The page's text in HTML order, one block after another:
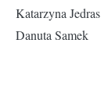
Katarzyna Jedras
Danuta Samek